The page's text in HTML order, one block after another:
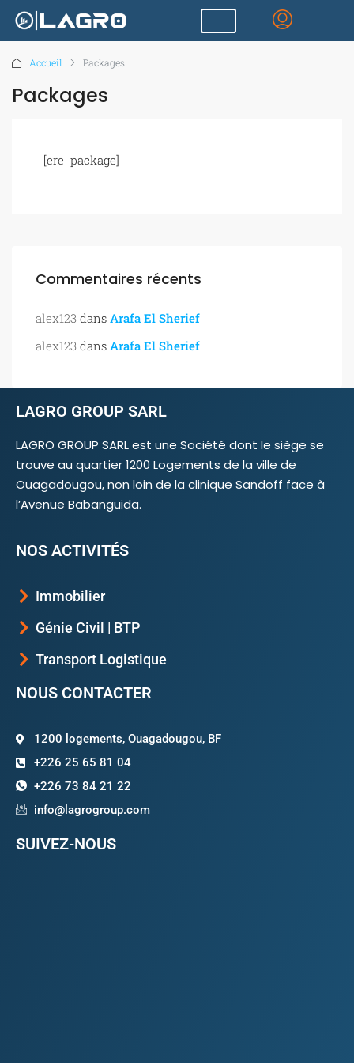
Accueil Packages
Packages
[ere_package]
Commentaires récents
alex123 dans Arafa El Sherief
alex123 dans Arafa El Sherief
LAGRO GROUP SARL
LAGRO GROUP SARL est une Société dont le siège se
trouve au quartier 1200 Logements de la ville de
Ouagadougou, non loin de la clinique Sandoff face à
l’Avenue Babanguida.
NOS ACTIVITÉS
Immobilier
Génie Civil | BTP
Transport Logistique
NOUS CONTACTER
1200 logements, Ouagadougou, BF
+226 25 65 81 04
+226 73 84 21 22
info@lagrogroup.com
SUIVEZ-NOUS